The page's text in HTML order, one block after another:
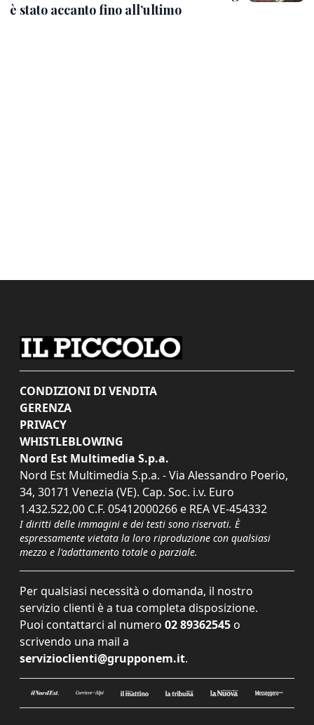
è stato accanto fino all’ultimo
CONDIZIONI DI VENDITA
GERENZA
PRIVACY
WHISTLEBLOWING
Nord Est Multimedia S.p.a.
Nord Est Multimedia S.p.a. - Via Alessandro Poerio,
34, 30171 Venezia (VE). Cap. Soc. i.v. Euro
1.432.522,00 C.F. 05412000266 e REA VE-454332
I diritti delle immagini e dei testi sono riservati. È
espressamente vietata la loro riproduzione con qualsiasi
mezzo e l'adattamento totale o parziale.
Per qualsiasi necessità o domanda, il nostro
servizio clienti è a tua completa disposizione.
Puoi contattarci al numero 02 89362545 o
scrivendo una mail a
servizioclienti@grupponem.it.